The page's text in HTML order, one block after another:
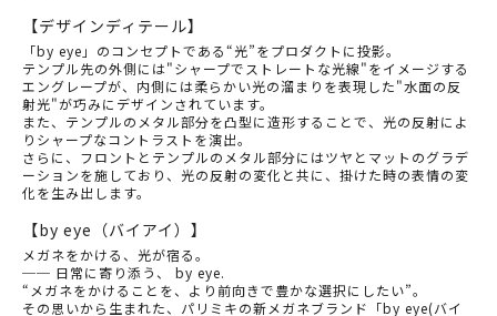
【デザインディテール】
「by eye」のコンセプトである“光”をプロダクトに投影。
テンプル先の外側には"シャープでストレートな光線"をイメージする
エングレープが、内側には柔らかい光の溜まりを表現した"水面の反
射光"が巧みにデザインされています。
また、テンプルのメタル部分を凸型に造形することで、光の反射によ
りシャープなコントラストを演出。
さらに、フロントとテンプルのメタル部分にはツヤとマットのグラデ
ーションを施しており、光の反射の変化と共に、掛けた時の表情の変
化を生み出します。
【by eye（バイアイ）】
メガネをかける、光が宿る。
── 日常に寄り添う、 by eye.
“メガネをかけることを、より前向きで豊かな選択にしたい”。
その思いから生まれた、パリミキの新メガネブランド「by eye(バイ